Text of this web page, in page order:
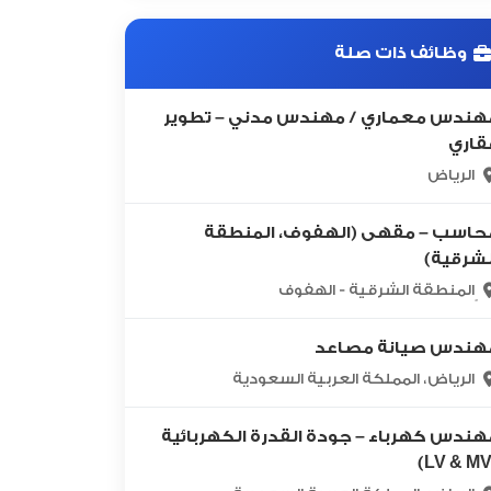
وظائف ذات صلة
معماري / مهندس مدني – تطوير
الرياض
– مقهى (الهفوف، المنطقة
ٍالمنطقة الشرقية - الهفوف
صيانة مصاعد
الرياض، المملكة العربية السعودية
كهرباء – جودة القدرة الكهربائية